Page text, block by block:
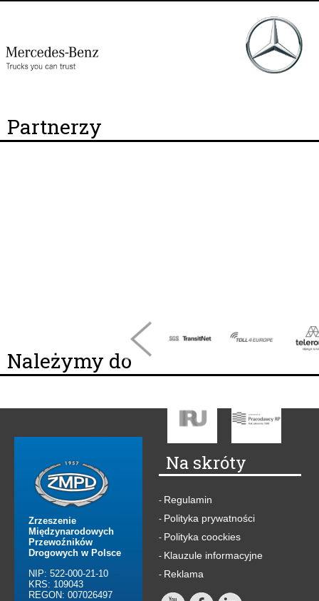
Partnerzy
Należymy do
Zrzeszenie
Międzynarodowych
Przewoźników
Drogowych w Polsce
NIP: 522-000-21-10
KRS: 109043
REGON: 007026497
Na skróty
- Regulamin
- Polityka prywatności
- Polityka coockies
- Klauzule informacyjne
- Reklama